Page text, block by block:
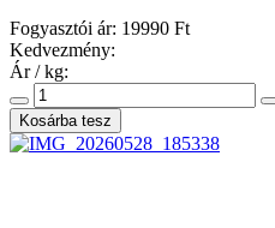
Fogyasztói ár: 19990 Ft
Kedvezmény:
Ár / kg: